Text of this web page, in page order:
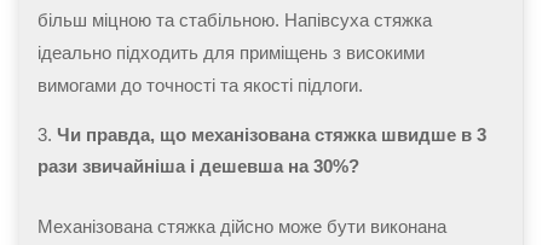
більш міцною та стабільною. Напівсуха стяжка
ідеально підходить для приміщень з високими
вимогами до точності та якості підлоги.
Чи правда, що механізована стяжка швидше в 3
рази звичайніша і дешевша на 30%?
Механізована стяжка дійсно може бути виконана